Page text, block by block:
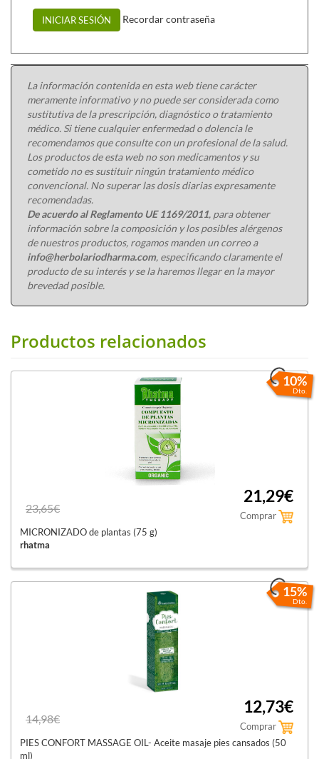
INICIAR SESIÓN Recordar contraseña
La información contenida en esta web tiene carácter
meramente informativo y no puede ser considerada como
sustitutiva de la prescripción, diagnóstico o tratamiento
médico. Si tiene cualquier enfermedad o dolencia le
recomendamos que consulte con un profesional de la salud.
Los productos de esta web no son medicamentos y su
cometido no es sustituir ningún tratamiento médico
convencional. No superar las dosis diarias expresamente
recomendadas.
De acuerdo al Reglamento UE 1169/2011, para obtener
información sobre la composición y los posibles alérgenos
de nuestros productos, rogamos manden un correo a
info@herbolariodharma.com, especificando claramente el
producto de su interés y se la haremos llegar en la mayor
brevedad posible.
Productos relacionados
10%
Dto.
23,65€
21,29€
Comprar
MICRONIZADO de plantas (75 g)
rhatma
15%
Dto.
14,98€
12,73€
Comprar
PIES CONFORT MASSAGE OIL- Aceite masaje pies cansados (50
ml)